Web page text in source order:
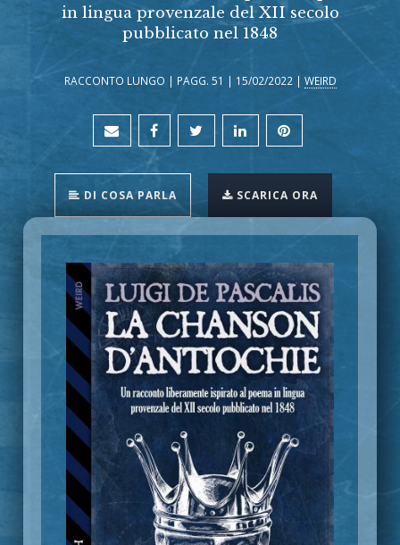
in lingua provenzale del XII secolo
pubblicato nel 1848
RACCONTO LUNGO | PAGG. 51 | 15/02/2022 | WEIRD
DI COSA PARLA SCARICA ORA